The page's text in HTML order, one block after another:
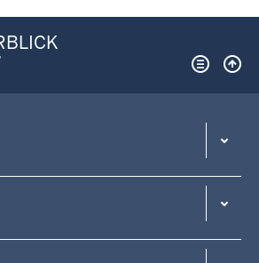
Überblick: